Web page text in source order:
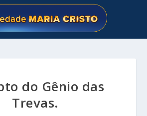
do Gênio das
Trevas.